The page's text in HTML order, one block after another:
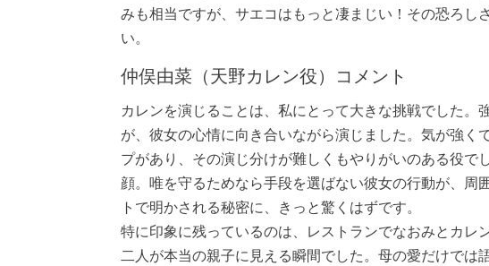
みも相当ですが、サエコはもっと凄まじい！その恐ろし
い。
仲俣由菜（天野カレン役）コメント
カレンを演じることは、私にとって大きな挑戦でした
が、彼女の心情に向き合いながら演じました。気が強く
プがあり、その演じ分けが難しくもやりがいのある役
顔。唯を守るためなら手段を選ばない彼女の行動が、周
トで明かされる秘密に、きっと驚くはずです。
特に印象に残っているのは、レストランでなおみとカレ
二人が本当の親子に見える瞬間でした。母の愛だけでは